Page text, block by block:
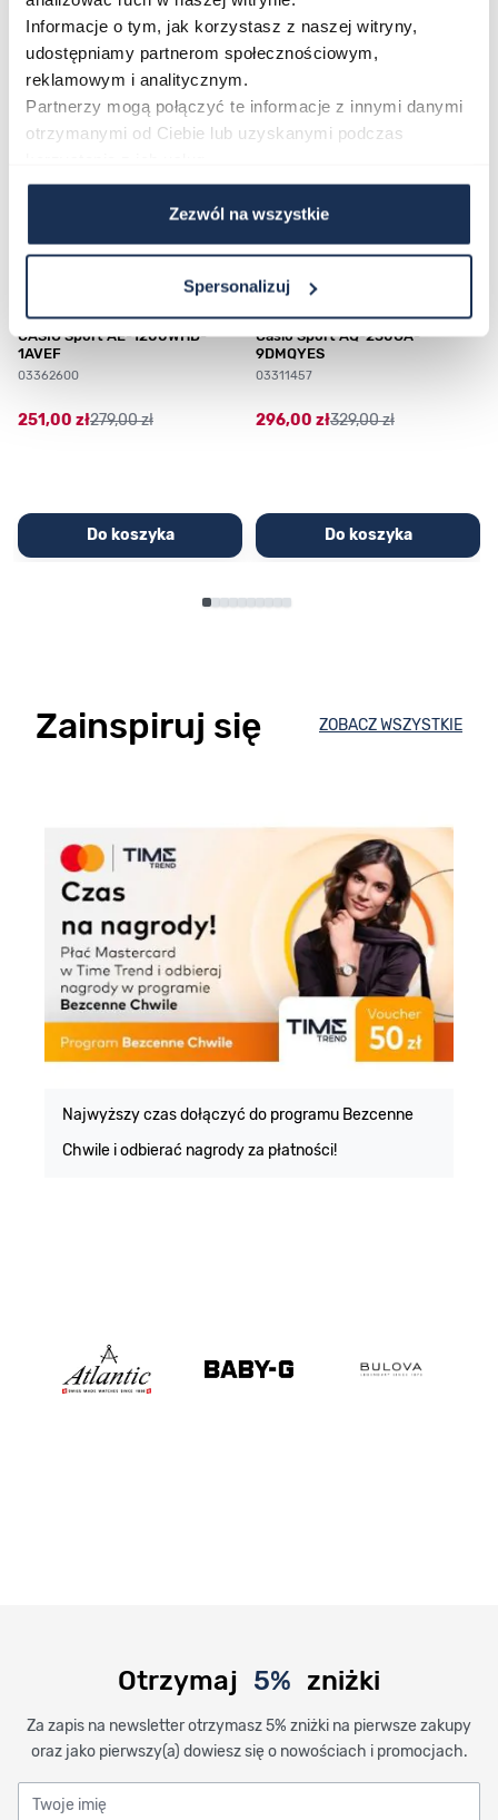
Informacje o tym, jak korzystasz z naszej witryny,
udostępniamy partnerom społecznościowym,
reklamowym i analitycznym.
Partnerzy mogą połączyć te informacje z innymi danymi
otrzymanymi od Ciebie lub uzyskanymi podczas
Zezwól na wszystkie
Spersonalizuj
Najczęściej kupowane
Poruszanie się po elementach karuzeli jest możliwe za pomocą
Naciśnij, aby pominąć karuzelę
Naciśnij, aby przejść do nawigacji karuzeli
CASIO Sport AE-1200WHD-
1AVEF
03362600
251,00 zł279,00 zł
Do koszyka
Casio Sport AQ-230GA-
9DMQYES
03311457
296,00 zł329,00 zł
Do koszyka
Zainspiruj się ZOBACZ WSZYSTKIE
Najwyższy czas dołączyć do programu Bezcenne
Chwile i odbierać nagrody za płatności!
Otrzymaj 5% zniżki
Za zapis na newsletter otrzymasz 5% zniżki na pierwsze zakupy
oraz jako pierwszy(a) dowiesz się o nowościach i promocjach.
Twoje imię